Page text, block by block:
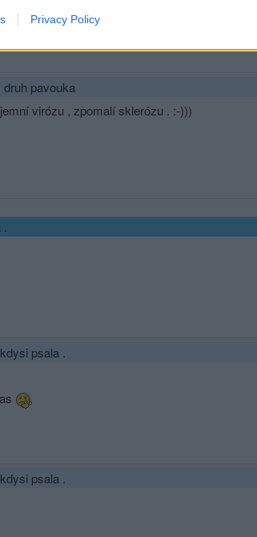
Privacy Policy
pavouka
virózu , zpomalí sklerózu . :⁠-⁠)))
.
psala .
psala .